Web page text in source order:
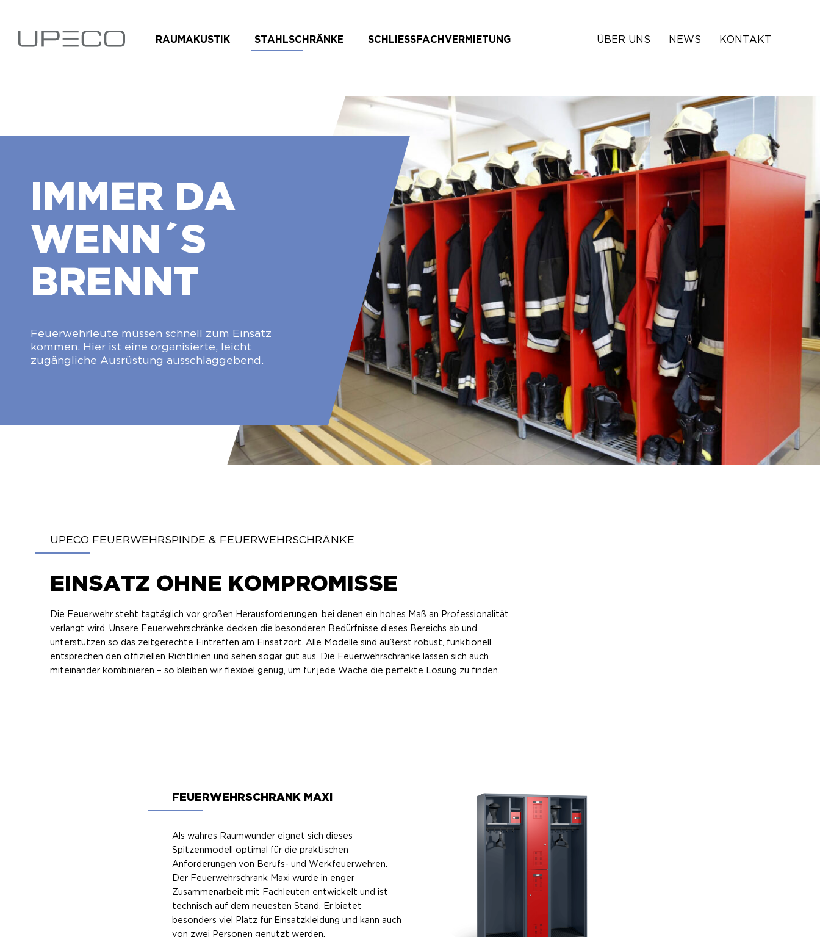
RAUMAKUSTIK STAHLSCHRÄNKE SCHLIESSFACHVERMIETUNG ÜBER UNS NEWS KONTAKT
IMMER DA
WENN´S
BRENNT
Feuerwehrleute müssen schnell zum Einsatz
kommen. Hier ist eine organisierte, leicht
zugängliche Ausrüstung ausschlaggebend.
UPECO FEUERWEHRSPINDE & FEUERWEHRSCHRÄNKE
EINSATZ OHNE KOMPROMISSE
Die Feuerwehr steht tagtäglich vor großen Herausforderungen, bei denen ein hohes Maß an Professionalität
verlangt wird. Unsere Feuerwehrschränke decken die besonderen Bedürfnisse dieses Bereichs ab und
unterstützen so das zeitgerechte Eintreffen am Einsatzort. Alle Modelle sind äußerst robust, funktionell,
entsprechen den offiziellen Richtlinien und sehen sogar gut aus. Die Feuerwehrschränke lassen sich auch
miteinander kombinieren – so bleiben wir flexibel genug, um für jede Wache die perfekte Lösung zu finden.
FEUERWEHRSCHRANK MAXI
Als wahres Raumwunder eignet sich dieses
Spitzenmodell optimal für die praktischen
Anforderungen von Berufs- und Werkfeuerwehren.
Der Feuerwehrschrank Maxi wurde in enger
Zusammenarbeit mit Fachleuten entwickelt und ist
technisch auf dem neuesten Stand. Er bietet
besonders viel Platz für Einsatzkleidung und kann auch
von zwei Personen genutzt werden.